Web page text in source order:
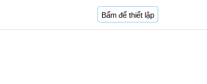
Bấm để thiết lập